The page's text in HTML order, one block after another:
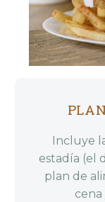
Incluye
estadía (el
plan de
cena